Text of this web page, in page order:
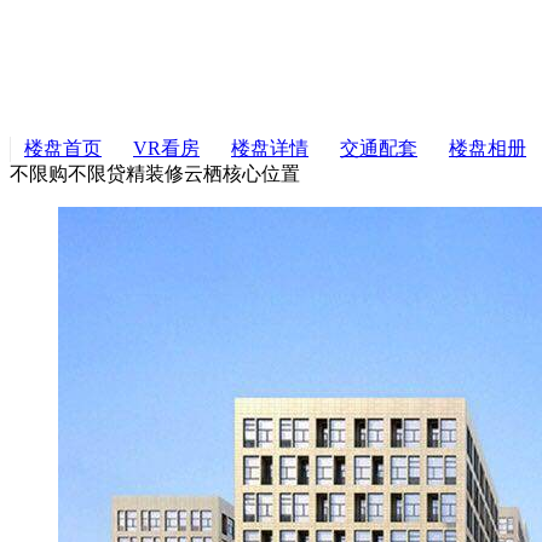
楼盘首页 VR看房 楼盘详情 交通配套
楼盘相册
不限购不限贷精装修云栖核心位置